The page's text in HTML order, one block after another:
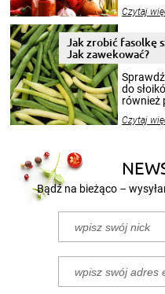
pełni
patenty,
Czytaj
Jak zrobić fasolkę
Jak zawekować?
do
również
nasze
Czytaj
Bądź na bieżąco –